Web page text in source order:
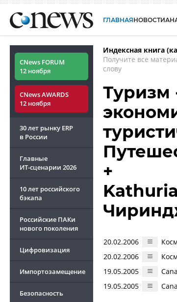
ГЛАВНАЯНОВОСТИ
CNews FORUM
12 ноября
CNews AWARDS
12 ноября
30 лет рынку ERP
в России
Главные
ИТ-сценарии 2026
10 лет российского
бэкапа
Российские ПАКи
нового поколения
Цифровизация
Импортозамещение
Безопасность
Индексная книга
Получите все
слову
Туризм
+
20.02.2006
20.02.2006
19.05.2005
19.05.2005